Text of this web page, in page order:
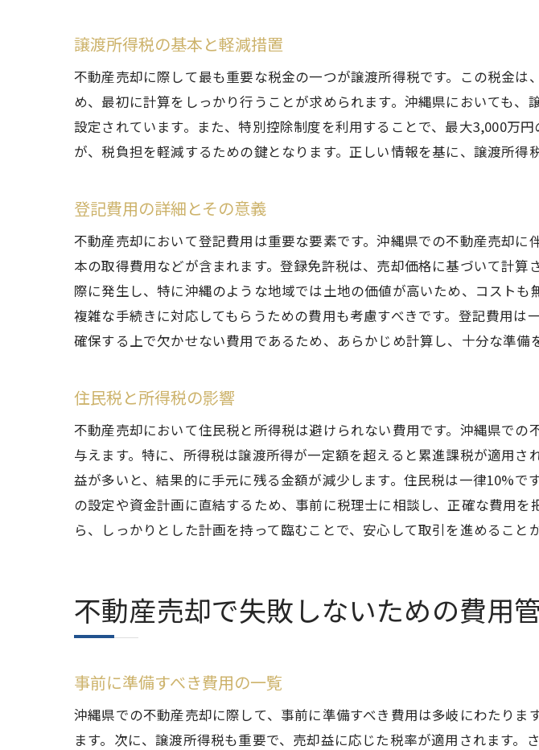
意外な出費を防ぐた
売却前の修繕費用の見
引越しや転居に伴う
沖縄県での不動産売却費
賢い費用削減のため
市場価格を見極める
売却時期の選定によ
適正価格を引き出す
売却後の利益を最大化す
売却利益の計算方法と
税金控除を最大化す
再投資のタイミング
利益を守るための節
資産運用のためのアド
よくある問い合わせ
売却時の手続きに関す
譲渡所得税の基本と軽減措置
不動産売却に際して最も重要な税金の一つが譲渡所得税です。この税金
め、最初に計算をしっかり行うことが求められます。沖縄県においても
設定されています。また、特別控除制度を利用することで、最大3,000万
が、税負担を軽減するための鍵となります。正しい情報を基に、譲渡所得
登記費用の詳細とその意義
不動産売却において登記費用は重要な要素です。沖縄県での不動産売却
本の取得費用などが含まれます。登録免許税は、売却価格に基づいて計
際に発生し、特に沖縄のような地域では土地の価値が高いため、コスト
複雑な手続きに対応してもらうための費用も考慮すべきです。登記費用
確保する上で欠かせない費用であるため、あらかじめ計算し、十分な準備
住民税と所得税の影響
不動産売却において住民税と所得税は避けられない費用です。沖縄県で
与えます。特に、所得税は譲渡所得が一定額を超えると累進課税が適用
益が多いと、結果的に手元に残る金額が減少します。住民税は一律10%
の設定や資金計画に直結するため、事前に税理士に相談し、正確な費用
ら、しっかりとした計画を持って臨むことで、安心して取引を進めること
不動産売却で失敗しないための費用
事前に準備すべき費用の一覧
沖縄県での不動産売却に際して、事前に準備すべき費用は多岐にわたり
ます。次に、譲渡所得税も重要で、売却益に応じた税率が適用されます